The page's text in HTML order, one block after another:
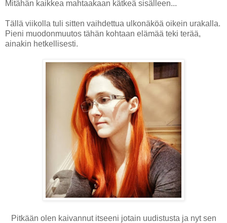
Mitähän kaikkea mahtaakaan kätkeä sisälleen...
Tällä viikolla tuli sitten vaihdettua ulkonäköä oikein urakalla.
Pieni muodonmuutos tähän kohtaan elämää teki terää,
ainakin hetkellisesti.
Pitkään olen kaivannut itseeni jotain uudistusta ja nyt sen